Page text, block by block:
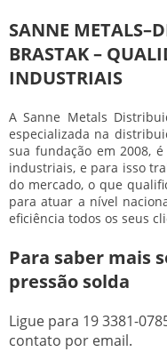
SANNE
BRASTAK –
INDUSTRIAIS
A Sanne Metals
especializada na
sua fundação em 2008,
industriais, e para isso
do mercado, o que
para atuar a nível
eficiência todos os seus
Para saber mais
pressão solda
Ligue para 19 3381-
contato por email.